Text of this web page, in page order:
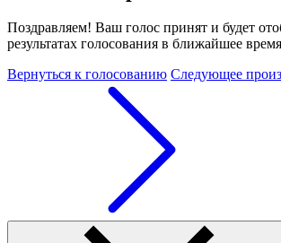
Поздравляем! Ваш голос принят и будет
результатах голосования в ближайшее
Вернуться к голосованию Следующее